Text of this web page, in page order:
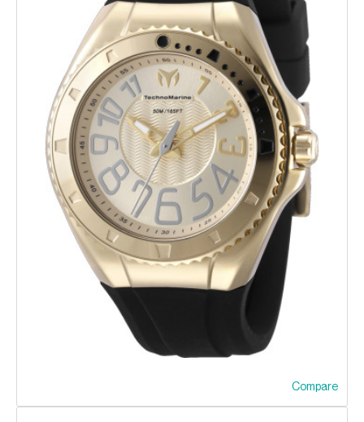
Compare